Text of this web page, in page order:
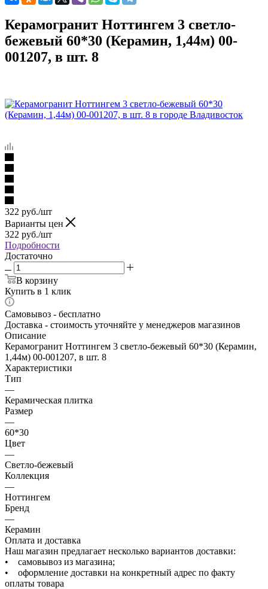
Керамогранит Ноттингем 3 светло-
бежевый 60*30 (Керамин, 1,44м) 00-
001207, в шт. 8
322 руб./шт
Варианты цен
322 руб./шт
Подробности
Достаточно
В корзину
Купить в 1 клик
Самовывоз - бесплатно
Доставка - стоимость уточняйте у менеджеров магазинов
Описание
Керамогранит Ноттингем 3 светло-бежевый 60*30 (Керамин,
1,44м) 00-001207, в шт. 8
Характеристики
Тип
—
Керамическая плитка
Размер
—
60*30
Цвет
—
Светло-бежевый
Коллекция
—
Ноттингем
Бренд
—
Керамин
Оплата и доставка
Наш магазин предлагает несколько вариантов доставки:
• самовывоз из магазина;
• оформление доставки на конкретный адрес по факту
оплаты товара